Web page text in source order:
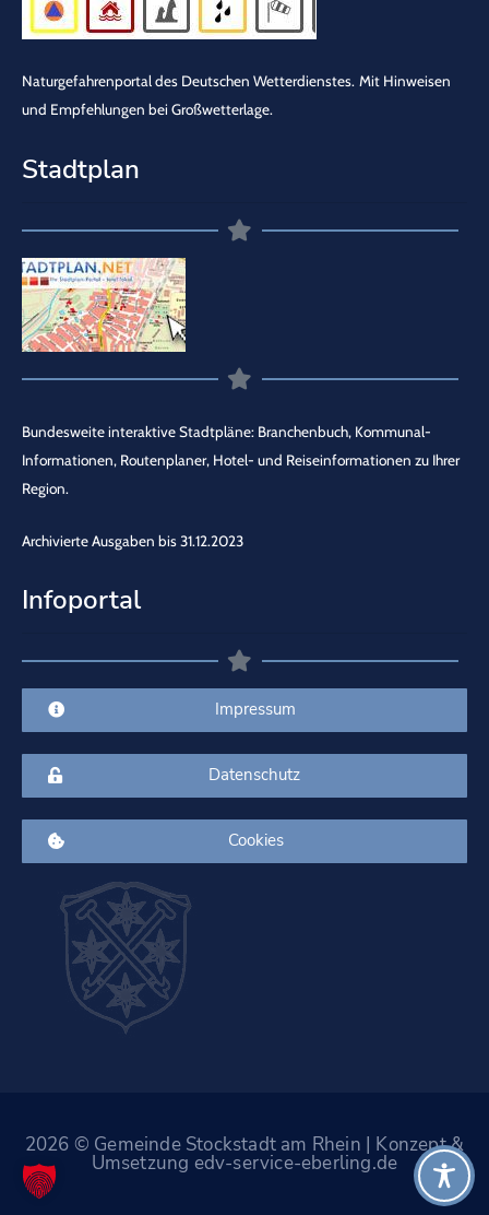
Naturgefahrenportal des Deutschen Wetterdienstes. Mit Hinweisen
und Empfehlungen bei Großwetterlage.
Stadtplan
Bundesweite interaktive Stadtpläne: Branchenbuch, Kommunal-
Informationen, Routenplaner, Hotel- und Reiseinformationen zu Ihrer
Region.
Archivierte Ausgaben bis 31.12.2023
Infoportal
Impressum
Datenschutz
Cookies
2026 © Gemeinde Stockstadt am Rhein | Konzept &
Umsetzung edv-service-eberling.de